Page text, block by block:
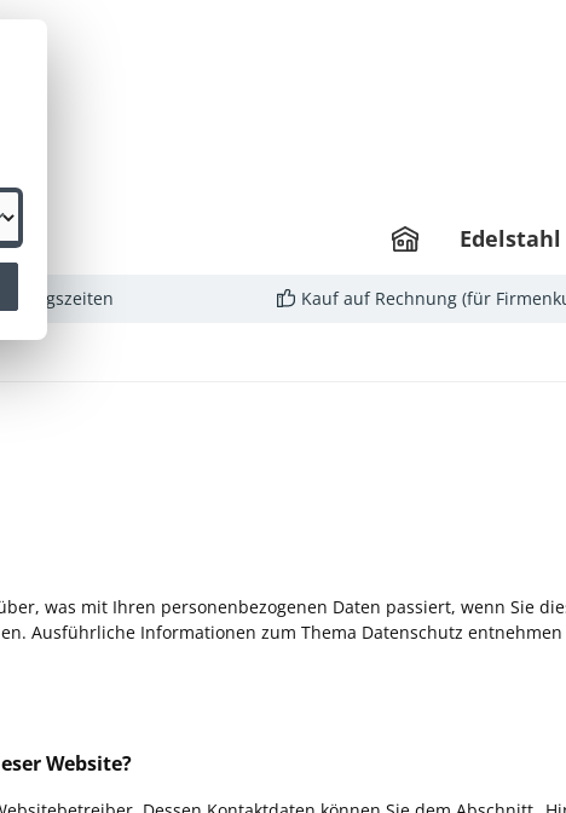
Kauf auf Rechnung (für
was mit Ihren personenbezogenen Daten passiert, wenn Sie
Ausführliche Informationen zum Thema Datenschutz
Website?